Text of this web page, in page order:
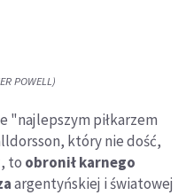
POWELL)
"najlepszym piłkarzem
który nie dość,
to obronił karnego
argentyńskiej i światowej